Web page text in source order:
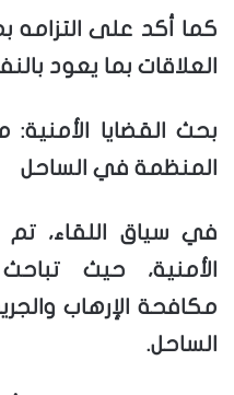
كما أكد على التزامه
العلاقات بما يعود
بحث القضايا الأمنية:
المنظمة في الساحل
في سياق اللقاء، تم
الأمنية، حيث
مكافحة الإرهاب
الساحل.